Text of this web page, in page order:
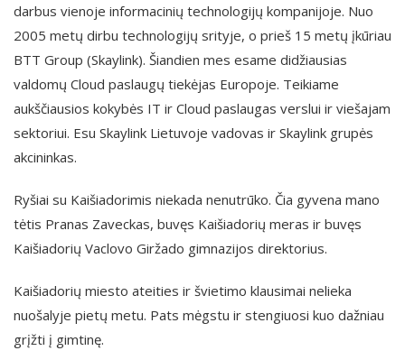
darbus vienoje informacinių technologijų kompanijoje. Nuo
2005 metų dirbu technologijų srityje, o prieš 15 metų įkūriau
BTT Group (Skaylink). Šiandien mes esame didžiausias
valdomų Cloud paslaugų tiekėjas Europoje. Teikiame
aukščiausios kokybės IT ir Cloud paslaugas verslui ir viešajam
sektoriui. Esu Skaylink Lietuvoje vadovas ir Skaylink grupės
akcininkas.
Ryšiai su Kaišiadorimis niekada nenutrūko. Čia gyvena mano
tėtis Pranas Zaveckas, buvęs Kaišiadorių meras ir buvęs
Kaišiadorių Vaclovo Giržado gimnazijos direktorius.
Kaišiadorių miesto ateities ir švietimo klausimai nelieka
nuošalyje pietų metu. Pats mėgstu ir stengiuosi kuo dažniau
grįžti į gimtinę.